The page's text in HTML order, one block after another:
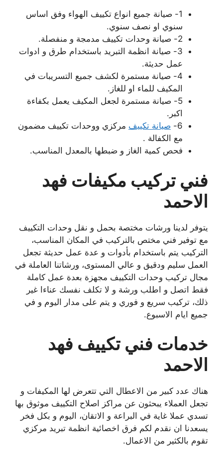
1- صيانة جميع انواع تكييف الهواء وفق اساس
سنوي او نصف سنوي.
2- صيانة وحدات تكييف مدمجة و منفصلة.
3- صيانة انظمة التبريد باستخدام طرق و ادوات
عمل حديثة.
4- صيانة مستمرة لكشف جميع التسريبات في
المكيف للماء او للغاز.
5- صيانة مستمرة لجعل المكيف يعمل بكفاءة
اكبر.
6-
صيانة تكييف مركزي ووحدات تكييف مضمون
مع الكفالة .
فحص كمية الغاز و ضبطها بالمعدل المناسب.
فني تركيب مكيفات فهد
الاحمد
يتوفر لدينا ورشات مختصة بحمل و نقل وحدات التكييف
مع توفير فني مختص بالتركيب في المكان المناسب،
التركيب يتم باستخدام بأدوات و عدة عمل حديثة تجعل
العمل سليم ودقيق و عالي المستوى، ورشاتنا العاملة في
مجال تركيب وحدات التكييف مجهزة بعدة عمل كاملة
فقط اتصل و اطلب ورشة و لا تكلف نفسك عناءا غير
ذلك، تركيب سريع و فوري و يتم على مدار اليوم و في
جميع ايام الاسبوع.
خدمات فني تكييف فهد
الاحمد
هناك عدد كبير من الاعطال التي تتعرض لها المكيفات و
تجعل العملاء يبحثون عن مراكز اصلاح التكييف موثوق بها
تسدي عملا غاية في البراعة و الاتقان، اليوم و بكل فخر
يسعدنا ان نقدم لكم فرق اخصائية انظمة تبريد مركزي
تقوم بالكثير من الاعمال.